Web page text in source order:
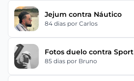
Jejum contra Náutico
84 dias por Carlos
Fotos duelo contra Sport
85 dias por Bruno